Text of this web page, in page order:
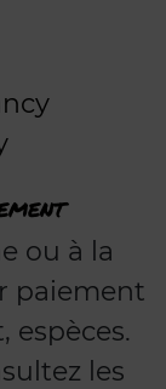
ou à la
paiement
espèces.
les